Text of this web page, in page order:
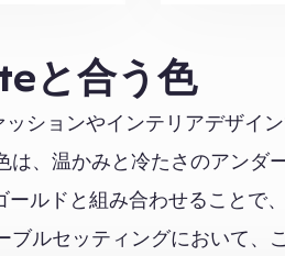
と合う色
ションやインテリアデザイ
は、温かみと冷たさのアン
ルドと組み合わせることで
ルセッティングにおいて、